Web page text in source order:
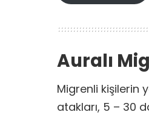
Auralı
Migrenli kişilerin
atakları, 5 – 30